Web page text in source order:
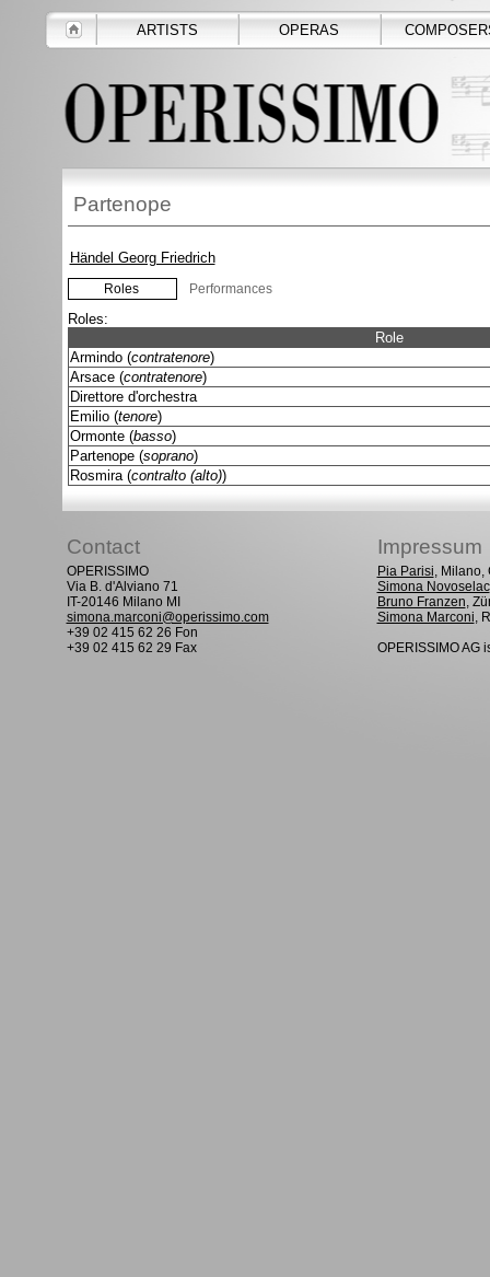
ARTISTS OPERAS
Partenope
Händel Georg Friedrich
Roles Performances
Roles:
Role
Armindo (contratenore)
Arsace (contratenore)
Direttore d'orchestra
Emilio (tenore)
Ormonte (basso)
Partenope (soprano)
Rosmira (contralto (alto))
Contact Impressum
OPERISSIMO
Via B. d'Alviano 71
IT-20146 Milano MI
simona.marconi@operissimo.com
+39 02 415 62 26 Fon
+39 02 415 62 29 Fax
Pia Parisi, Milano,
Simona Novoselac
Bruno Franzen,
Simona Marconi,
OPERISSIMO AG